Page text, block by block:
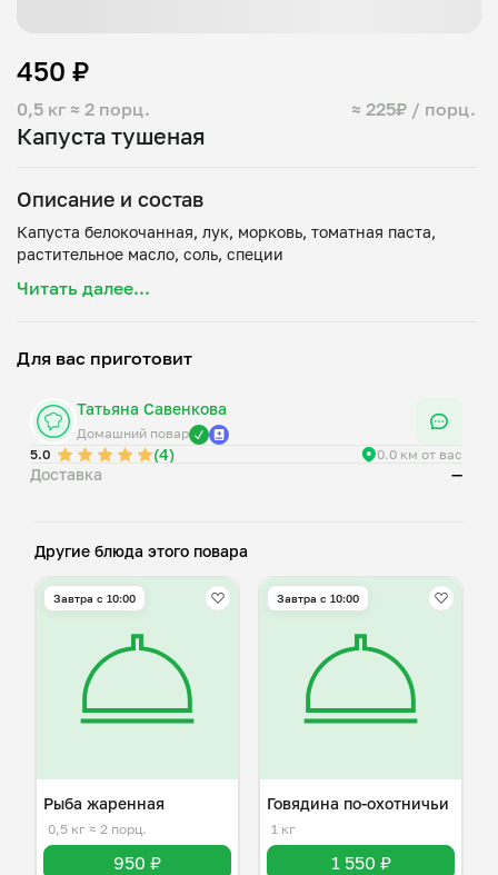
Капуста тушеная
0,5 кг ≈ 2 порц. ≈ 225₽ / порц.
450 ₽
Описание и состав
Капуста белокочанная, лук, морковь, томатная паста,
Читать далее...
Для вас приготовит
Татьяна Савенкова
Домашний повар
5.0
(4) 0.0 км от вас
Доставка —
Другие блюда этого повара
Завтра c 10:00
Рыба жаренная
0,5 кг ≈ 2 порц.
950 ₽
Завтра c 10:00
Говядина по-охотничьи
1 кг
1 550 ₽